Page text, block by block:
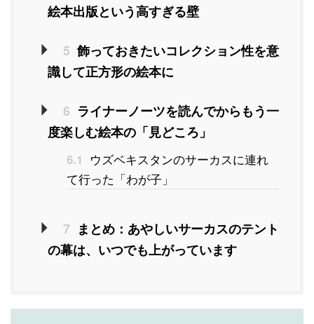
絵本出版という高すぎる壁
5 飾っておきたいコレクション性を意
識して正方形の絵本に
6 ライナーノーツを読んでからもう一
度楽しむ絵本の「見どころ」
6.1
ウズベキスタンのサーカスに連れ
て行った「わが子」
7 まとめ：あやしいサーカスのテント
の幕は、いつでも上がっています